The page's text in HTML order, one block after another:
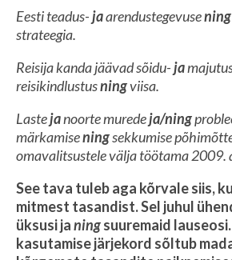
Eesti teadus-jaarendustegevusening
strateegia.
Reisija kanda jäävad sõidu-ja
reisikindlustusningviisa.
Lastejanoorte muredeja/ning
märkamiseningsekkumise
omavalitsustele välja töötama 2009.
See tava tuleb aga kõrvale siis, k
mitmest tasandist. Sel juhul
üksusi janingsuuremaid
kasutamise järjekord sõltub